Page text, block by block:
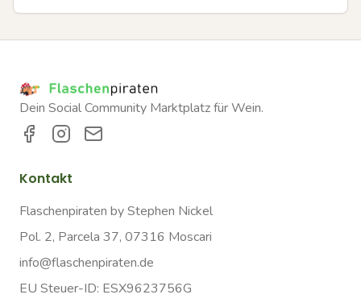
Dein Social Community Marktplatz für Wein.
Kontakt
Flaschenpiraten by Stephen Nickel
Pol. 2, Parcela 37, 07316 Moscari
info@flaschenpiraten.de
EU Steuer-ID: ESX9623756G